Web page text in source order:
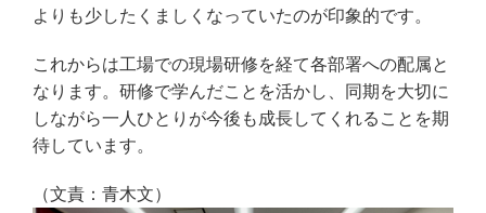
よりも少したくましくなっていたのが印象的です。
これからは工場での現場研修を経て各部署への配属と
なります。研修で学んだことを活かし、同期を大切に
しながら一人ひとりが今後も成長してくれることを期
待しています。
（文責：青木文）